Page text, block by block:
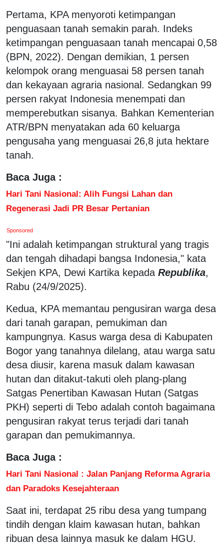
Pertama, KPA menyoroti ketimpangan
penguasaan tanah semakin parah. Indeks
ketimpangan penguasaan tanah mencapai 0,58
(BPN, 2022). Dengan demikian, 1 persen
kelompok orang menguasai 58 persen tanah
dan kekayaan agraria nasional. Sedangkan 99
persen rakyat Indonesia menempati dan
memperebutkan sisanya. Bahkan Kementerian
ATR/BPN menyatakan ada 60 keluarga
pengusaha yang menguasai 26,8 juta hektare
tanah.
Baca Juga :
Hari Tani Nasional: Alih Fungsi Lahan dan
Regenerasi Jadi PR Besar Pertanian
Sponsored
"Ini adalah ketimpangan struktural yang tragis
dan tengah dihadapi bangsa Indonesia," kata
Sekjen KPA, Dewi Kartika kepada Republika,
Rabu (24/9/2025).
Kedua, KPA memantau pengusiran warga desa
dari tanah garapan, pemukiman dan
kampungnya. Kasus warga desa di Kabupaten
Bogor yang tanahnya dilelang, atau warga satu
desa diusir, karena masuk dalam kawasan
hutan dan ditakut-takuti oleh plang-plang
Satgas Penertiban Kawasan Hutan (Satgas
PKH) seperti di Tebo adalah contoh bagaimana
pengusiran rakyat terus terjadi dari tanah
garapan dan pemukimannya.
Baca Juga :
Hari Tani Nasional : Jalan Panjang Reforma Agraria
dan Paradoks Kesejahteraan
Saat ini, terdapat 25 ribu desa yang tumpang
tindih dengan klaim kawasan hutan, bahkan
ribuan desa lainnya masuk ke dalam HGU.